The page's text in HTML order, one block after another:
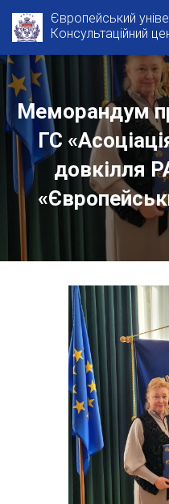
Європейський
Консультаційний
Меморандум
ГС
довкілля